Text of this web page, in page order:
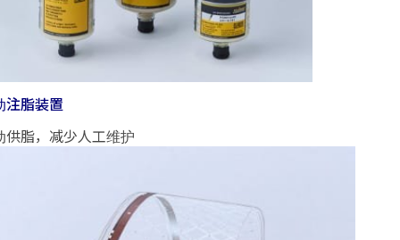
注脂装置
供脂，减少人工维护